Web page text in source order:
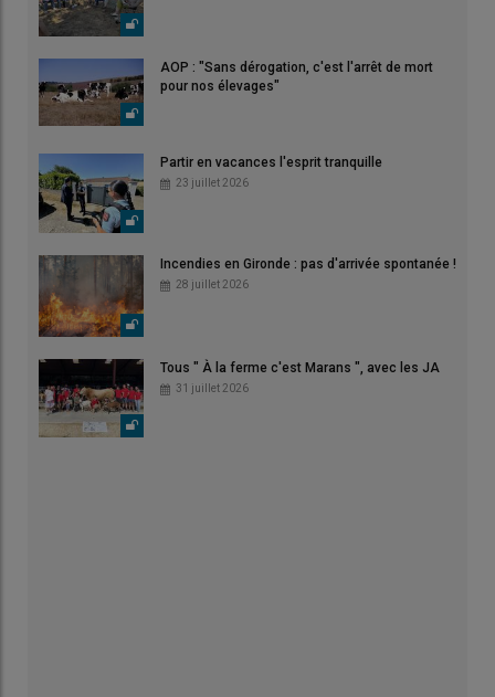
AOP : "Sans dérogation, c'est l'arrêt de mort
pour nos élevages"
Partir en vacances l'esprit tranquille
23 juillet 2026
Incendies en Gironde : pas d'arrivée spontanée !
28 juillet 2026
Tous " À la ferme c'est Marans ", avec les JA
31 juillet 2026